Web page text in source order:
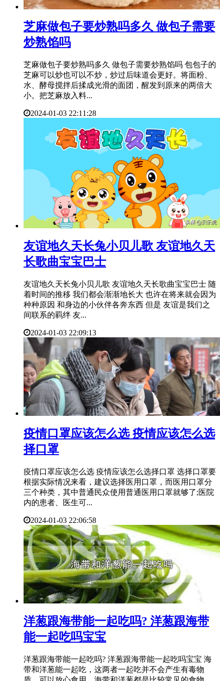
​芝麻做包子要炒熟吗多久 做包子需要
炒熟馅吗
芝麻做包子要炒熟吗多久 做包子需要炒熟馅吗 包包子的
芝麻可以炒也可以不炒，炒过后味道会更好。将面粉、
水、酵母搅拌后揉成光滑的面团，醒发到原来的两倍大
小。把芝麻放入料...
2024-01-03 22:11:28
​友谊地久天长兔小贝儿歌 友谊地久天
长歌曲宝宝巴士
友谊地久天长兔小贝儿歌 友谊地久天长歌曲宝宝巴士 随
着时间的推移 我们都会渐渐地长大 也许在将来就会因为
种种原因 和身边的小伙伴各奔东西 但是 友谊是我们之
间联系的羁绊 友...
2024-01-03 22:09:13
​疫情口罩应该怎么选 疫情应该怎么选
择口罩
疫情口罩应该怎么选 疫情应该怎么选择口罩 选择口罩要
根据实际情况来看，建议选择医用口罩，而医用口罩分
三个种类，其中普通民众使用普通医用口罩就够了;医院
内的患者、医生可...
2024-01-03 22:06:58
​洋葱跟海带能一起吃吗? 洋葱跟海带
能一起吃吗宝宝
洋葱跟海带能一起吃吗? 洋葱跟海带能一起吃吗宝宝 海
带和洋葱能一起吃，这两者一起吃并不会产生有毒物